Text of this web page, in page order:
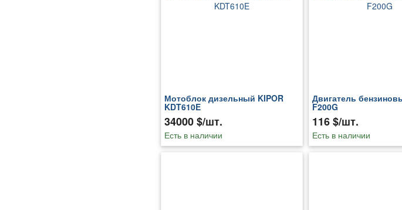
Мотоблок дизельный KIPOR
KDT610E
34000 $/шт.
Есть в наличии
Двигатель
F200G
116 $/шт.
Есть в наличии